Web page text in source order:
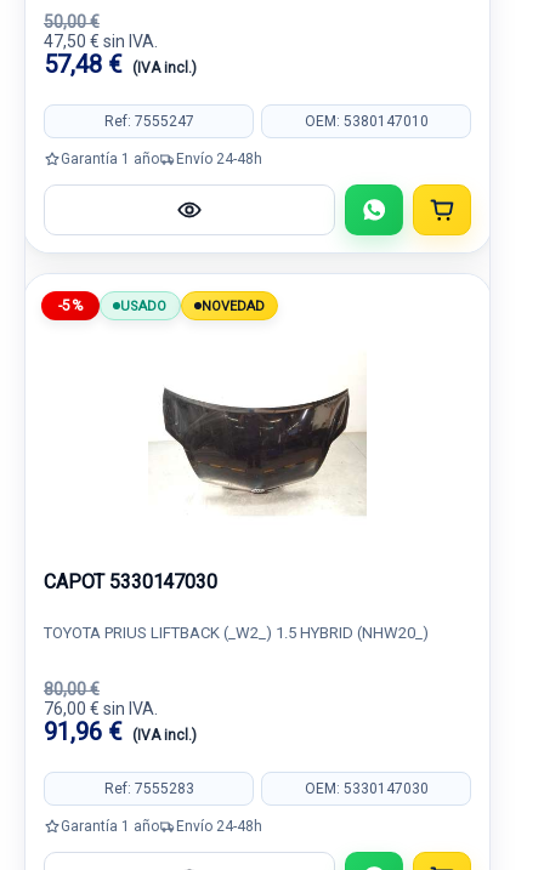
50,00 €
47,50 € sin IVA.
57,48 € (IVA incl.)
Ref: 7555247 OEM: 5380147010
Garantía 1 año Envío 24-48h
-5% USADO NOVEDAD
CAPOT 5330147030
TOYOTA PRIUS LIFTBACK (_W2_) 1.5 HYBRID (NHW20_)
80,00 €
76,00 € sin IVA.
91,96 € (IVA incl.)
Ref: 7555283 OEM: 5330147030
Garantía 1 año Envío 24-48h